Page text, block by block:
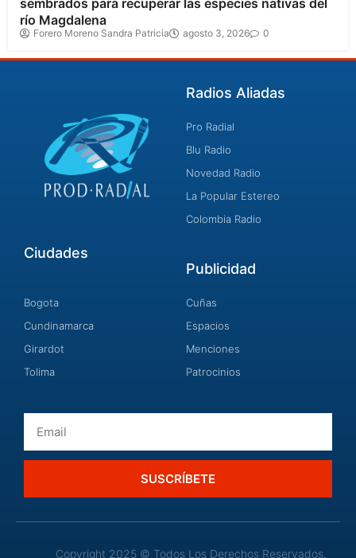
sembrados para recuperar las especies nativas del
río Magdalena
Forero Moreno Sandra Patricia agosto 3, 2026 0
Radios Aliadas
Pro Radial
Blu Radio
Novedad Radio
La Popular Estereo
Colombia Radio
Ciudades
Bogota
Cundinamarca
Girardot
Tolima
Publicidad
Cuñas
Espacios
Menciones
Patrocinios
SUSCRÍBETE
Copyright 2025 © Todos Los Derechos Reservados.